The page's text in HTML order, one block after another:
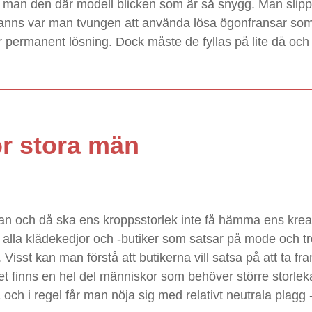
den där modell blicken som är så snygg. Man
var man tvungen att använda lösa ögonfransar
lösning. Dock måste de fyllas på lite då
stora män
och då ska ens kroppsstorlek inte få hämma ens
klädekedjor och -butiker som satsar på mode och
kan man förstå att butikerna vill satsa på att ta
finns en hel del människor som behöver större
i regel får man nöja sig med relativt neutrala plagg